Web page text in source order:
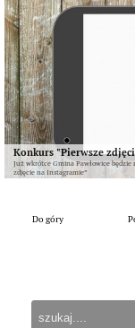
Konkurs "Pierwsze
Już wkrótce Gmina Pawłowice będzie
zdjęcie na Instagramie”
Do góry